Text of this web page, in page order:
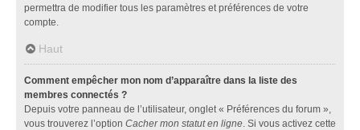
permettra de modifier tous les paramètres et préférences de votre
compte.
Haut
Comment empêcher mon nom d’apparaître dans la liste des
membres connectés ?
Depuis votre panneau de l’utilisateur, onglet « Préférences du forum »,
vous trouverez l’option Cacher mon statut en ligne . Si vous activez cette